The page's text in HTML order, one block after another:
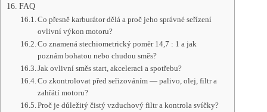
FAQ
Co přesně karburátor dělá a proč jeho správné seřízení
ovlivní výkon motoru?
Co znamená stechiometrický poměr 14,7 : 1 a jak
poznám bohatou nebo chudou směs?
Jak ovlivní směs start, akceleraci a spotřebu?
Co zkontrolovat před seřizováním — palivo, olej, filtr a
zahřátí motoru?
Proč je důležitý čistý vzduchový filtr a kontrola svíčky?